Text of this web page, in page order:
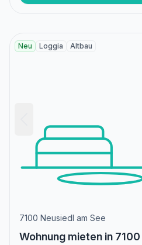
Neu Loggia Altbau
7100 Neusiedl am See
Wohnung mieten in